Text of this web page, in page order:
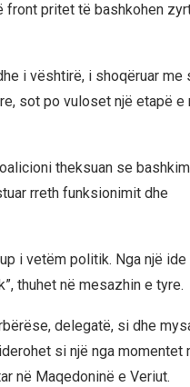
pritet të bashkohen
i vështirë, i shoqëruar me
sot po vuloset një etapë e
theksuan se
rreth funksionimit dhe
i vetëm politik. Nga një ide
thuhet në mesazhin e tyre.
delegatë, si dhe
si një nga momentet
në Maqedoninë e Veriut.